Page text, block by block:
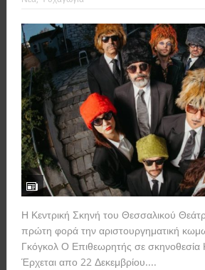
Η Κεντρική Σκηνή του Θεσσαλικού
πρώτη φορά την αριστουργηματική
Γκόγκολ Ο Επιθεωρητής σε
Έρχεται απο 22 Δεκεμβρίου....